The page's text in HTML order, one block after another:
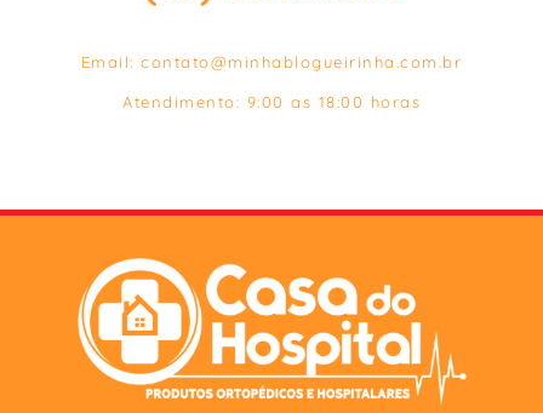
Email:contato@minhablogueirinha.com.br
Atendimento: 9:00 as 18:00 horas